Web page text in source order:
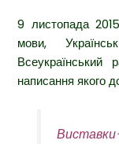
9 листопада
мови,
Всеукраїнський
написання якого